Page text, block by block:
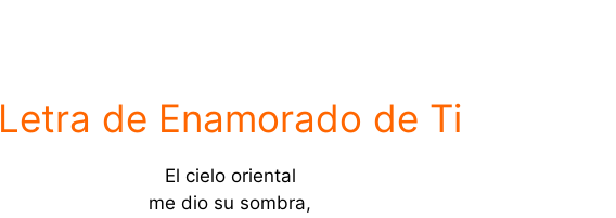
Letra de Enamorado de Ti
El cielo oriental
me dio su sombra,